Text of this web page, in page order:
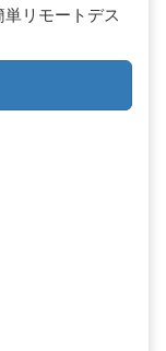
リモートデス